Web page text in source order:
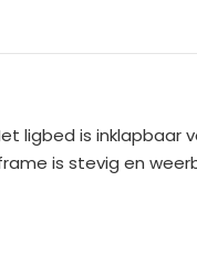
ligbed is inklapbaar
is stevig en